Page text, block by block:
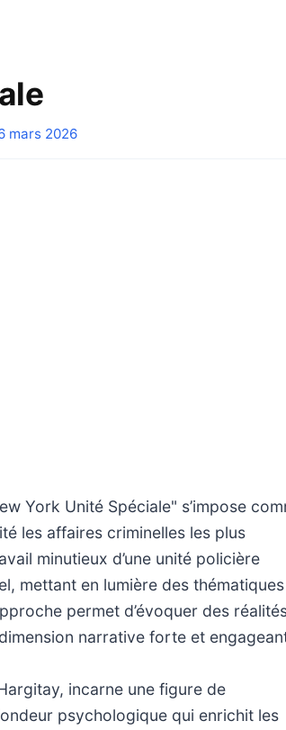
mars 2026
York Unité Spéciale" s’impose
les affaires criminelles les plus
minutieux d’une unité policière
mettant en lumière des thématiques
permet d’évoquer des
narrative forte et
incarne une figure de
psychologique qui enrichit les